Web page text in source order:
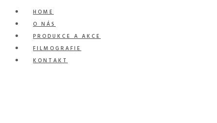
HOME
O NÁS
PRODUKCE A AKCE
FILMOGRAFIE
KONTAKT